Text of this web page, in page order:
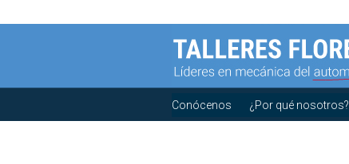
Conócenos ¿Por qué nosotros?